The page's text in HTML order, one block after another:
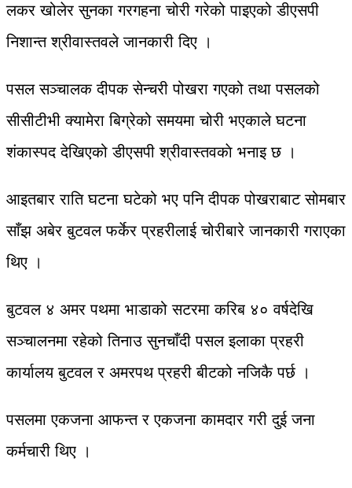
लकर खोलेर सुनका गरगहना चोरी गरेको पाइएको डीएसपी
निशान्त श्रीवास्तवले जानकारी दिए ।
पसल सञ्चालक दीपक सेन्चरी पोखरा गएको तथा पसलको
सीसीटीभी क्यामेरा बिग्रेको समयमा चोरी भएकाले घटना
शंकास्पद देखिएको डीएसपी श्रीवास्तवकाे भनाइ छ ।
आइतबार राति घटना घटेको भए पनि दीपक पोखराबाट सोमबार
साँझ अबेर बुटवल फर्केर प्रहरीलाई चोरीबारे जानकारी गराएका
थिए ।
बुटवल ४ अमर पथमा भाडाको सटरमा करिब ४० वर्षदेखि
सञ्चालनमा रहेको तिनाउ सुनचाँदी पसल इलाका प्रहरी
कार्यालय बुटवल र अमरपथ प्रहरी बीटको नजिकै पर्छ ।
पसलमा एकजना आफन्त र एकजना कामदार गरी दुई जना
कर्मचारी थिए ।